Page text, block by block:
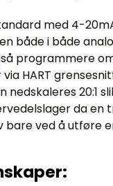
med 4-
både i både
programmere
HART
nedskaleres 20:1
da en
bare ved å utføre